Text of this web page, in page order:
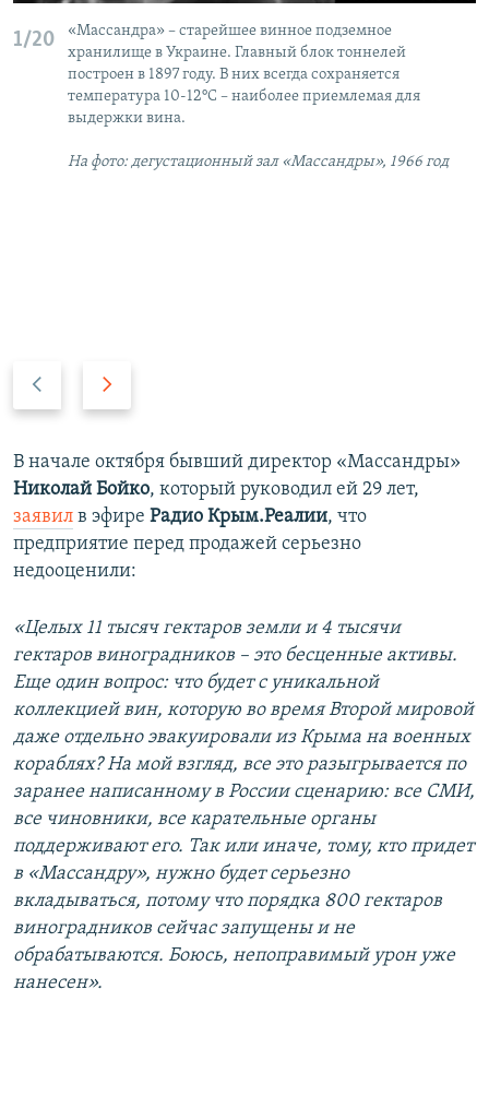
1/20
«Массандра» – старейшее винное подземное
хранилище в Украине. Главный блок тоннелей
построен в 1897 году. В них всегда сохраняется
температура 10-12°C – наиболее приемлемая для
выдержки вина.
На фото: дегустационный зал «Массандры», 1966 год
д
ы
д
у
щ
с
л
а
й
д
д
у
ю
щ
и
с
л
а
й
д
В начале октября бывший директор «Массандры»
Николай Бойко, который руководил ей 29 лет,
заявил в эфире Радио Крым.Реалии, что
предприятие перед продажей серьезно
недооценили:
«Целых 11 тысяч гектаров земли и 4 тысячи
гектаров виноградников – это бесценные активы.
Еще один вопрос: что будет с уникальной
коллекцией вин, которую во время Второй мировой
даже отдельно эвакуировали из Крыма на военных
кораблях? На мой взгляд, все это разыгрывается по
заранее написанному в России сценарию: все СМИ,
все чиновники, все карательные органы
поддерживают его. Так или иначе, тому, кто придет
в «Массандру», нужно будет серьезно
вкладываться, потому что порядка 800 гектаров
виноградников сейчас запущены и не
обрабатываются. Боюсь, непоправимый урон уже
нанесен».